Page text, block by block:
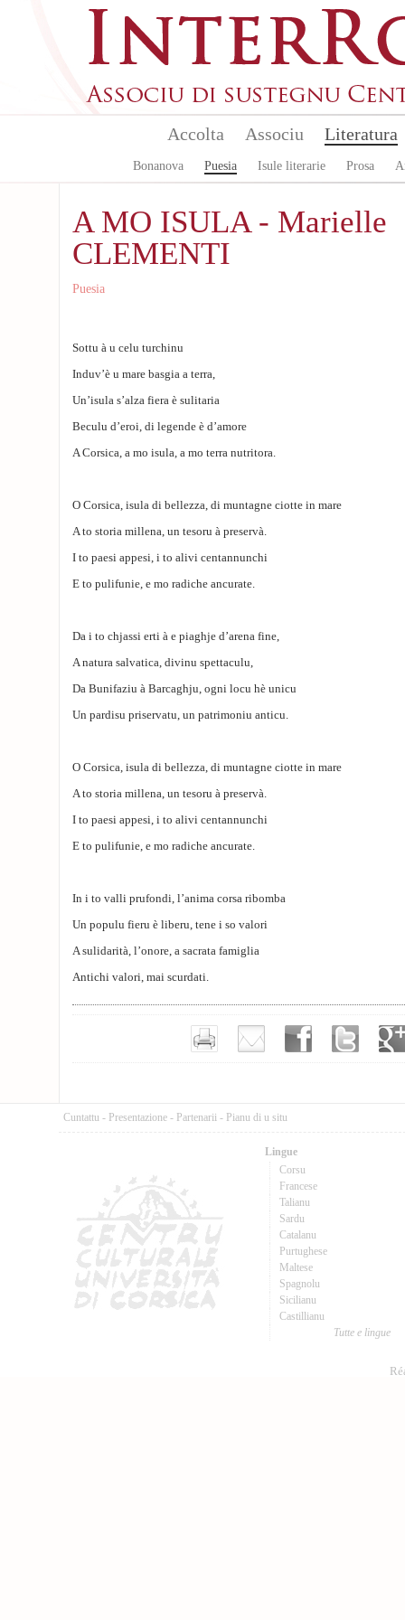
Accolta Associu Literatura
Bonanova Puesia Isule literarie Prosa
A MO ISULA - Marielle
CLEMENTI
Puesia
Sottu à u celu turchinu
Induv’è u mare basgia a terra,
Un’isula s’alza fiera è sulitaria
Beculu d’eroi, di legende è d’amore
A Corsica, a mo isula, a mo terra nutritora.
O Corsica, isula di bellezza, di muntagne ciotte in mare
A to storia millena, un tesoru à preservà.
I to paesi appesi, i to alivi centannunchi
E to pulifunie, e mo radiche ancurate.
Da i to chjassi erti à e piaghje d’arena fine,
A natura salvatica, divinu spettaculu,
Da Bunifaziu à Barcaghju, ogni locu hè unicu
Un pardisu priservatu, un patrimoniu anticu.
O Corsica, isula di bellezza, di muntagne ciotte in mare
A to storia millena, un tesoru à preservà.
I to paesi appesi, i to alivi centannunchi
E to pulifunie, e mo radiche ancurate.
In i to valli prufondi, l’anima corsa ribomba
Un populu fieru è liberu, tene i so valori
A sulidarità, l’onore, a sacrata famiglia
Antichi valori, mai scurdati.
Cuntattu - Presentazione - Partenarii - Pianu di u situ
Lingue
Corsu
Francese
Talianu
Sardu
Catalanu
Purtughese
Maltese
Spagnolu
Sicilianu
Castillianu
Tutte e lingue